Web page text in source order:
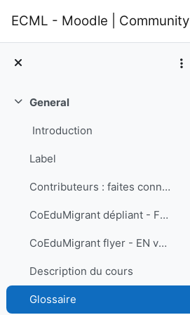
ECML - Moodle | Community
Collapse
General
Introduction
Label
Contributeurs : faites connaissance avec les membres de l’équipe
CoEduMigrant dépliant - FR version
CoEduMigrant flyer - EN version
Description du cours
Glossaire